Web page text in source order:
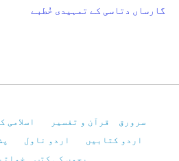
گارساں دتاسی کے تمہیدی خُطبے
سرورق قرآن و تفسیر اسلامی
اردو کتابیں
اردو ناول
بچوں کی کتب